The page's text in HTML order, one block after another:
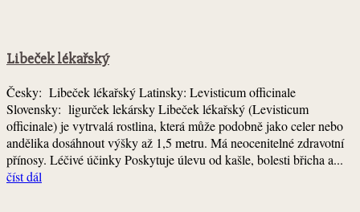
Libeček lékařský
Česky: Libeček lékařský Latinsky: Levisticum officinale
Slovensky: ligurček lekársky Libeček lékařský (Levisticum
officinale) je vytrvalá rostlina, která může podobně jako celer nebo
andělika dosáhnout výšky až 1,5 metru. Má neocenitelné zdravotní
přínosy. Léčivé účinky Poskytuje úlevu od kašle, bolesti břicha a...
číst dál